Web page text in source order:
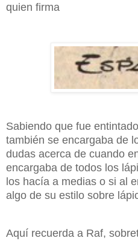
quien firma
Sabiendo que fue
también se encargaba de
dudas acerca de cuando
encargaba de todos los
los hacía a medias o si al
algo de su estilo sobre
Aquí recuerda a Raf,